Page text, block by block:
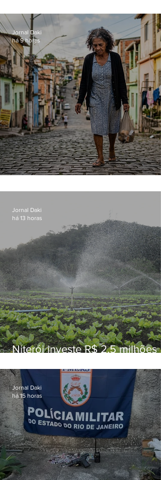
loja
Jornal Daki
há 9 horas
Niterói investe R$ 2,5 milhões
familiar para merenda escolar
Jornal Daki
há 13 horas
Jornal Daki
há 15 horas